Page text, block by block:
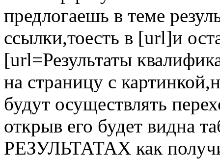
предлогаешь в теме
ссылки,тоесть в [url]и
[url=Результаты
на страницу с
будут осуществлять
открыв его будет видна
РЕЗУЛЬТАТАХ как